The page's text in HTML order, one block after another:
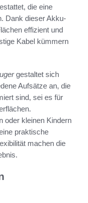
die eine
Dank dieser Akku-
effizient und
Kabel kümmern
gestaltet sich
Aufsätze an, die
sind, sei es für
oder kleinen Kindern
praktische
machen die